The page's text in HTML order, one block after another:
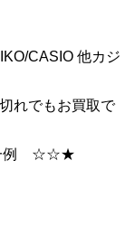
CASIO 他カジ
れでもお買取で
一例 ☆☆★